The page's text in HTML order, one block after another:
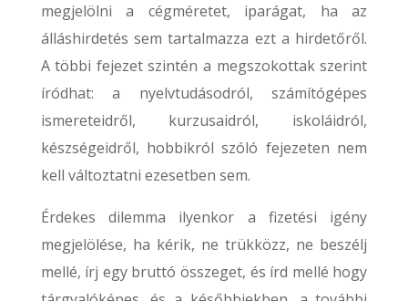
megjelölni a cégméretet, iparágat, ha az
álláshirdetés sem tartalmazza ezt a hirdetőről.
A többi fejezet szintén a megszokottak szerint
íródhat: a nyelvtudásodról, számítógépes
ismereteidről, kurzusaidról, iskoláidról,
készségeidről, hobbikról szóló fejezeten nem
kell változtatni ezesetben sem.
Érdekes dilemma ilyenkor a fizetési igény
megjelölése, ha kérik, ne trükközz, ne beszélj
mellé, írj egy bruttó összeget, és írd mellé hogy